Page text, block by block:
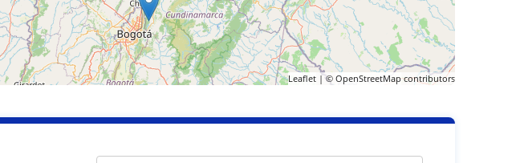
Leaflet| © OpenStreetMapcontributors